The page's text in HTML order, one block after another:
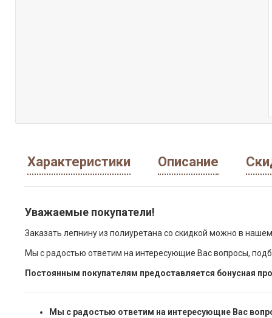
Характеристики Описание
Уважаемые покупатели!
Заказать лепнину из полиуретана со скидкой можно в
Мы с радостью ответим на интересующие Вас вопросы,
Постоянным покупателям предоставляется бонусная
Мы с радостью ответим на интересующие Вас